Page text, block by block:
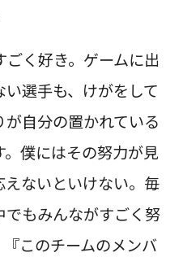
ごく好き。ゲームに出
選手も、けがをして
自分の置かれている
僕にはその努力が見
ないといけない。毎
もみんながすごく努
このチームのメンバ